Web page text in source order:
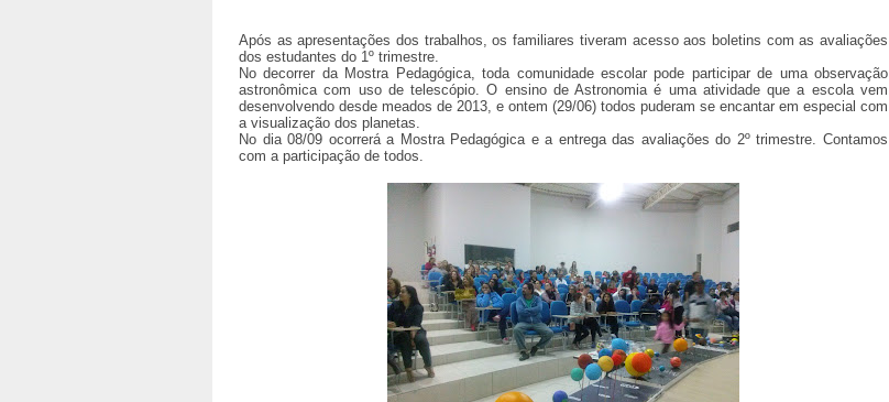
Após as apresentações dos trabalhos, os familiares tiveram acesso aos boletins com as avaliações
dos estudantes do 1º trimestre.
No decorrer da Mostra Pedagógica, toda comunidade escolar pode participar de uma observação
astronômica com uso de telescópio. O ensino de Astronomia é uma atividade que a escola vem
desenvolvendo desde meados de 2013, e ontem (29/06) todos puderam se encantar em especial com
a visualização dos planetas.
No dia 08/09 ocorrerá a Mostra Pedagógica e a entrega das avaliações do 2º trimestre. Contamos
com a participação de todos.